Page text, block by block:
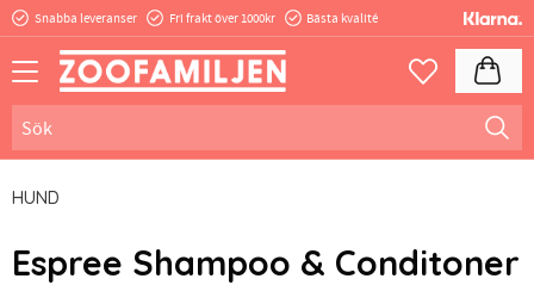
Snabba leveranser Fri frakt över 1000kr Bästa kvalité
Favoriter
HUND
Espree Shampoo & Conditoner